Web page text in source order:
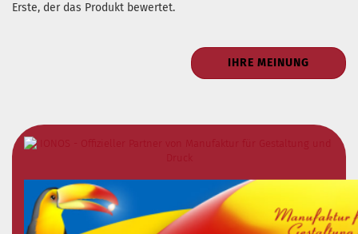
Erste, der das Produkt bewertet.
IHRE MEINUNG